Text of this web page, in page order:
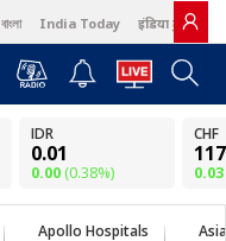
বাংলা India Today इंडिया टुडे हिंदी